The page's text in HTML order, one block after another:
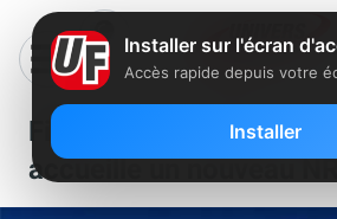
Fibre : le réseau
accueille un nouveau
Installer sur l'écran
Accès rapide depuis votre
Installer